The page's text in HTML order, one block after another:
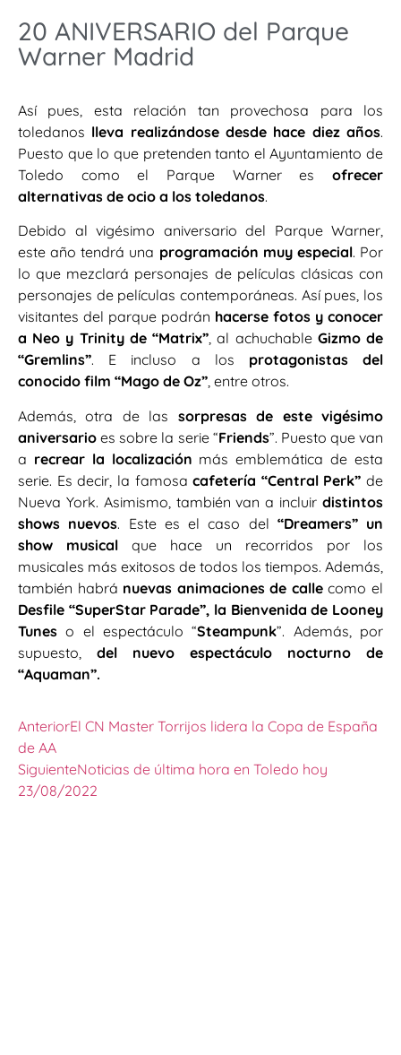
20 ANIVERSARIO del Parque
Warner Madrid
Así pues, esta relación tan provechosa para los
toledanos lleva realizándose desde hace diez años.
Puesto que lo que pretenden tanto el Ayuntamiento de
Toledo como el Parque Warner es ofrecer
alternativas de ocio a los toledanos.
Debido al vigésimo aniversario del Parque Warner,
este año tendrá una programación muy especial. Por
lo que mezclará personajes de películas clásicas con
personajes de películas contemporáneas. Así pues, los
visitantes del parque podrán hacerse fotos y conocer
a Neo y Trinity de “Matrix”, al achuchable Gizmo de
“Gremlins”. E incluso a los protagonistas del
conocido film “Mago de Oz”, entre otros.
Además, otra de las sorpresas de este vigésimo
aniversario es sobre la serie “Friends”. Puesto que van
a recrear la localización más emblemática de esta
serie. Es decir, la famosacafetería “Central Perk” de
Nueva York. Asimismo, también van a incluir distintos
shows nuevos. Este es el caso del “Dreamers” un
show musical que hace un recorridos por los
musicales más exitosos de todos los tiempos. Además,
también habrá nuevas animaciones de callecomo el
Desfile “SuperStar Parade”, la Bienvenida de Looney
Tunes o el espectáculo “Steampunk”. Además, por
supuesto, del nuevo espectáculo nocturno de
“Aquaman”.
AnteriorEl CN Master Torrijos lidera la Copa de España
de AA
SiguienteNoticias de última hora en Toledo hoy
23/08/2022